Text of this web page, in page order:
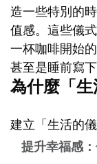
造一些特別的
值感。這些儀
一杯咖啡開始
甚至是睡前寫
為什麼「生
建立「生活的
提升幸福感：